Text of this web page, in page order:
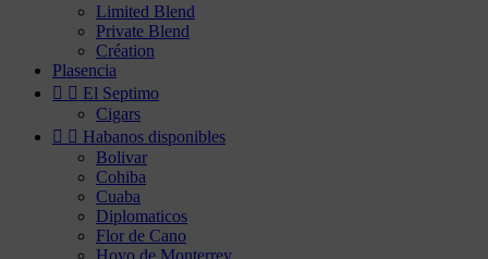
Limited Blend
Private Blend
Création
Plasencia
  El Septimo
Cigars
  Habanos disponibles
Bolivar
Cohiba
Cuaba
Diplomaticos
Flor de Cano
Hoyo de Monterrey